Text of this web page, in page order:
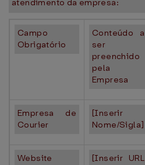
atendimento da empresa:
Campo
Obrigatório
Conteúdo a
ser
preenchido
pela
Empresa
Empresa de
Courier
[Inserir
Nome/Sigla]
Website
[Inserir URL